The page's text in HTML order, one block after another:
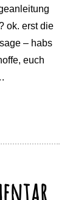
ok. erst die
– habs
euch